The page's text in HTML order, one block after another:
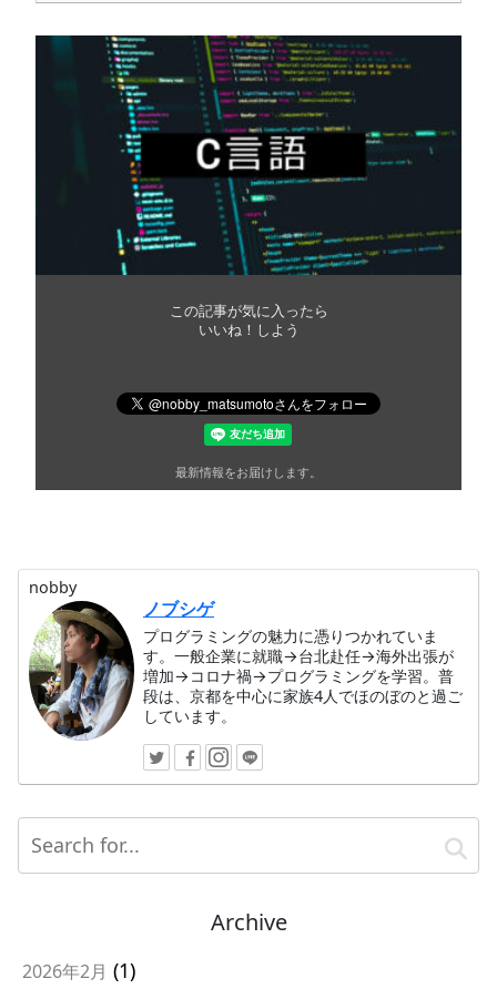
この記事が気に入ったら
いいね！しよう
最新情報をお届けします。
nobby
ノブシゲ
プログラミングの魅力に憑りつかれていま
す。一般企業に就職→台北赴任→海外出張が
増加→コロナ禍→プログラミングを学習。普
段は、京都を中心に家族4人でほのぼのと過ご
しています。
Archive
2026年2月 1